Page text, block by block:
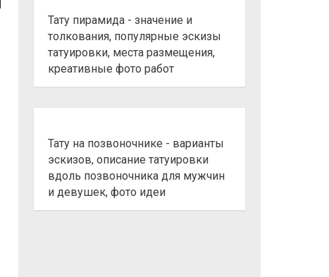
Тату пирамида - значение и
толкования, популярные эскизы
татуировки, места размещения,
креативные фото работ
Тату на позвоночнике - варианты
эскизов, описание татуировки
вдоль позвоночника для мужчин
и девушек, фото идеи